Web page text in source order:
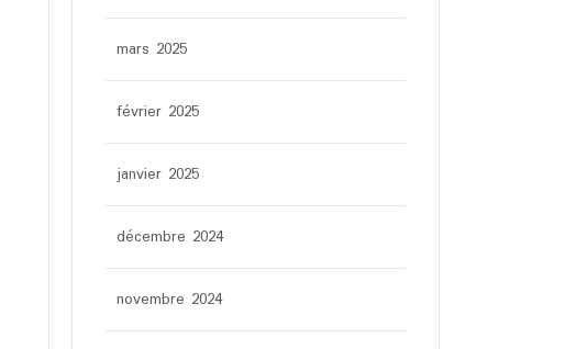
mars 2025
février 2025
janvier 2025
décembre 2024
novembre 2024